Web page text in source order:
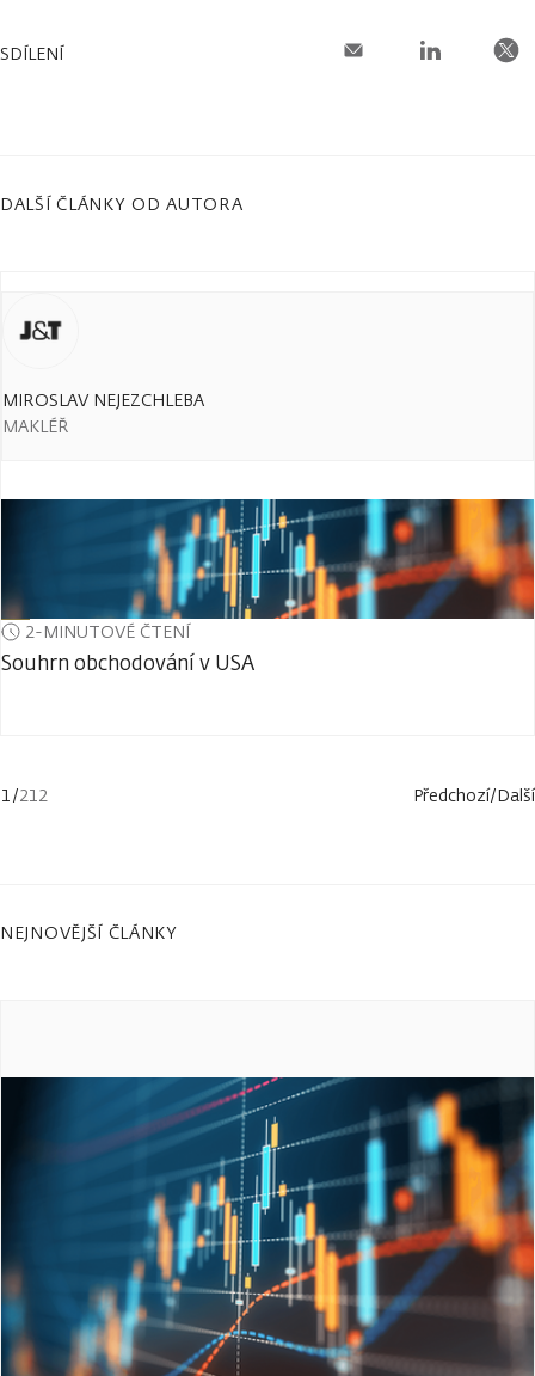
SDÍLENÍ
DALŠÍ ČLÁNKY OD AUTORA
MIROSLAV NEJEZCHLEBA
MAKLÉŘ
2-MINUTOVÉ ČTENÍ
Souhrn obchodování v USA
1/212 Předchozí/Další
NEJNOVĚJŠÍ ČLÁNKY